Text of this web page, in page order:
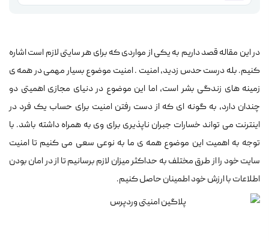
در این مقاله قصد داریم به یکی از مواردی که برای هر سایتی لازم است اشاره
کنیم. بله درست حدس زدید، امنیت . امنیت موضوع بسیار مهمی در همه ی
زمینه های زندگی بشر است، اما این موضوع در دنیای مجازی اهمیتی دو
چندان دارد، به گونه ای که از دست رفتن امنیت برای حساب یک فرد در
اینترنت می تواند خسارات جبران ناپذیری برای وی به همراه داشته باشد. با
توجه به اهمیت این موضوع همه ی ما به نوعی سعی می کنیم تا امنیت
سایت خود را از طرق مختلف به حداکثر میزان لازم برسانیم تا از در امان بودن
اطلاعات با ارزش خود اطمینان حاصل کنیم.